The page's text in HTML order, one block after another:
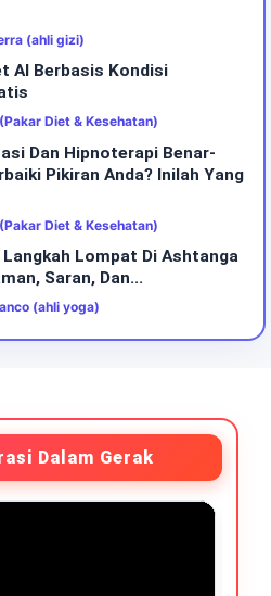
(ahli gizi)
AI Berbasis Kondisi
Diet & Kesehatan)
Dan Hipnoterapi Benar-
Pikiran Anda? Inilah Yang
Diet & Kesehatan)
Langkah Lompat Di Ashtanga
Saran, Dan...
(ahli yoga)
Dalam Gerak